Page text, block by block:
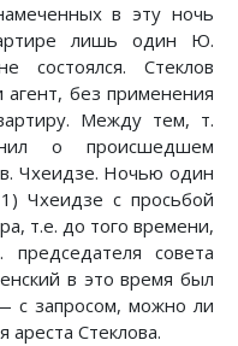
в эту ночь
лишь один Ю.
Стеклов
без применения
Между тем, т.
о происшедшем
Чхеидзе. Ночью один
Чхеидзе с просьбой
т.е. до того времени,
совета
в это время был
с запросом, можно ли
ареста Стеклова.